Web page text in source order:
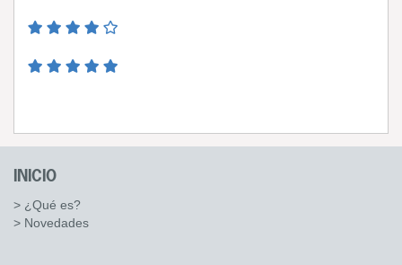
INICIO
> ¿Qué es?
> Novedades